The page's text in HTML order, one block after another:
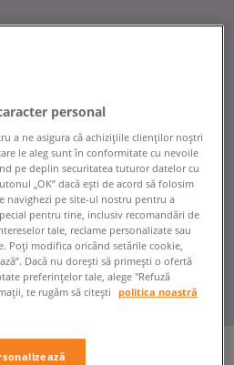
personal
a ne asigura că achizițiile clienților noștri
le aleg sunt în conformitate cu nevoile
pe deplin securitatea tuturor datelor cu
„OK” dacă ești de acord să folosim
navighezi pe site-ul nostru pentru a
pentru tine, inclusiv recomandări de
tale, reclame personalizate sau
Poți modifica oricând setările cookie,
Dacă nu dorești să primești o ofertă
preferințelor tale, alege "Refuză
te rugăm să citești
politica noastră